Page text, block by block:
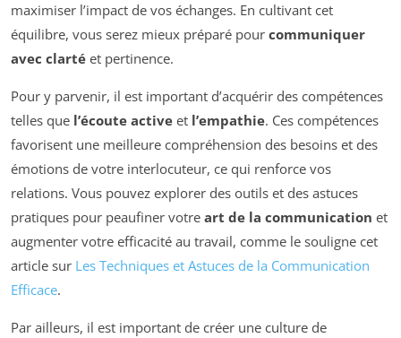
maximiser l’impact de vos échanges. En cultivant cet
équilibre, vous serez mieux préparé pour communiquer
avec clarté et pertinence.
Pour y parvenir, il est important d’acquérir des compétences
telles que l’écoute active et l’empathie. Ces compétences
favorisent une meilleure compréhension des besoins et des
émotions de votre interlocuteur, ce qui renforce vos
relations. Vous pouvez explorer des outils et des astuces
pratiques pour peaufiner votre art de la communication et
augmenter votre efficacité au travail, comme le souligne cet
article sur Les Techniques et Astuces de la Communication
Efficace.
Par ailleurs, il est important de créer une culture de